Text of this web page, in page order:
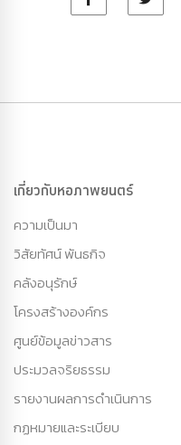
เกี่ยวกับหอภาพยนตร์
ความเป็นมา
วิสัยทัศน์ พันธกิจ
คลังอนุรักษ์
โครงสร้างองค์กร
ศูนย์ข้อมูลข่าวสาร
ประมวลจริยธรรม
รายงานผลการดำเนินการ
กฏหมายและระเบียบ